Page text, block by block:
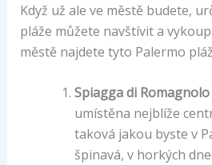
Když už ale ve městě budete,
pláže můžete navštívit a
městě najdete tyto Palermo
Spiagga di Romagnolo
umístěna nejblíže
taková jakou byste v
špinavá, v horkých